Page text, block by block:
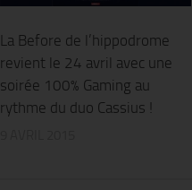
La Before de l’hippodrome
revient le 24 avril avec une
soirée 100% Gaming au
rythme du duo Cassius !